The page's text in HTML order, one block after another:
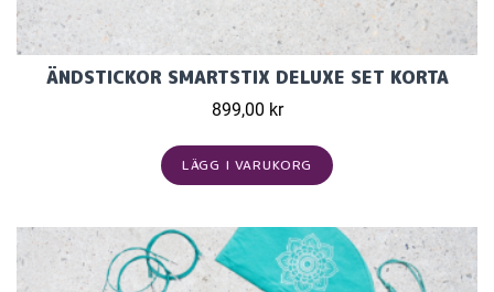
ÄNDSTICKOR SMARTSTIX DELUXE SET KORTA
899,00 kr
LÄGG I VARUKORG